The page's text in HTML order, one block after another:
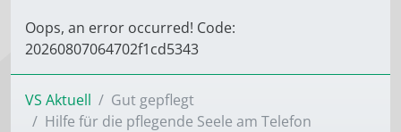
Oops, an error occurred! Code:
20260807064702f1cd5343
VS Aktuell
Gut gepflegt
Hilfe für die pflegende Seele am ­Telefon